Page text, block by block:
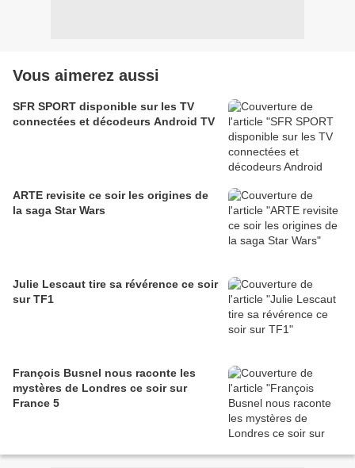
Vous aimerez aussi
SFR SPORT disponible sur les TV
connectées et décodeurs Android TV
ARTE revisite ce soir les origines de
la saga Star Wars
Julie Lescaut tire sa révérence ce soir
sur TF1
François Busnel nous raconte les
mystères de Londres ce soir sur
France 5